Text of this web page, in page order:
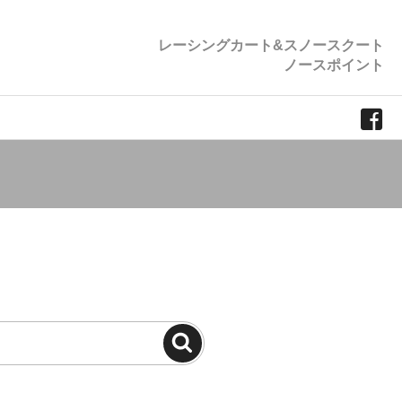
レーシングカート&スノースクート
ノースポイント
検
索